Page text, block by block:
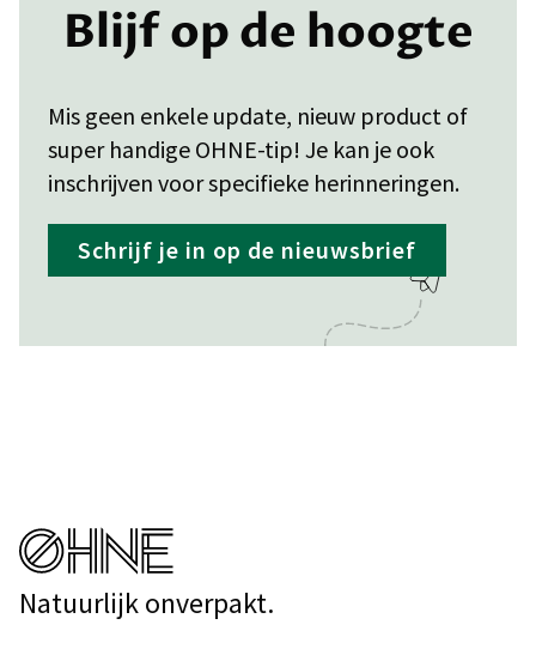
Blijf op de hoogte
Mis geen enkele update, nieuw product of
super handige OHNE-tip! Je kan je ook
inschrijven voor specifieke herinneringen.
Schrijf je in op de nieuwsbrief
Natuurlijk onverpakt.